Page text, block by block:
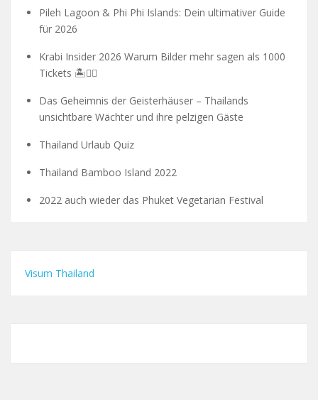
Pileh Lagoon & Phi Phi Islands: Dein ultimativer Guide
für 2026
Krabi Insider 2026 Warum Bilder mehr sagen als 1000
Tickets 🏝️🧗‍♂️
Das Geheimnis der Geisterhäuser – Thailands
unsichtbare Wächter und ihre pelzigen Gäste
Thailand Urlaub Quiz
Thailand Bamboo Island 2022
2022 auch wieder das Phuket Vegetarian Festival
Visum Thailand